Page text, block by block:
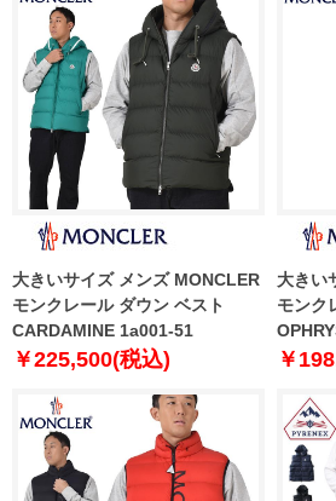
大きいサイズ メンズ MONCLER
モンクレール ダウン ベスト
CARDAMINE 1a001-51
￥225,500(税込)
大きい
モンク
￥